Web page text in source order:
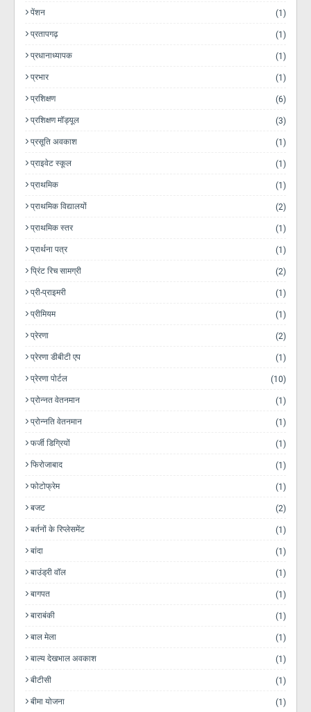
पेंशन (1)
प्रतापगढ़ (1)
प्रधानाध्यापक (1)
प्रभार (1)
प्रशिक्षण (6)
प्रशिक्षण मॉड्यूल (3)
प्रसूति अवकाश (1)
प्राइवेट स्कूल (1)
प्राथमिक (1)
प्राथमिक विद्यालयों (2)
प्राथमिक स्तर (1)
प्रार्थना पत्र (1)
प्रिंट रिच सामग्री (2)
प्री-प्राइमरी (1)
प्रीमियम (1)
प्रेरणा (2)
प्रेरणा डीबीटी एप (1)
प्रेरणा पोर्टल (10)
प्रोन्नत वेतनमान (1)
प्रोन्नति वेतनमान (1)
फर्जी डिग्रियों (1)
फिरोजाबाद (1)
फोटोफ्रेम (1)
बजट (2)
बर्तनों के रिप्लेसमेंट (1)
बांदा (1)
बाउंड्री वॉल (1)
बागपत (1)
बाराबंकी (1)
बाल मेला (1)
बाल्य देखभाल अवकाश (1)
बीटीसी (1)
बीमा योजना (1)